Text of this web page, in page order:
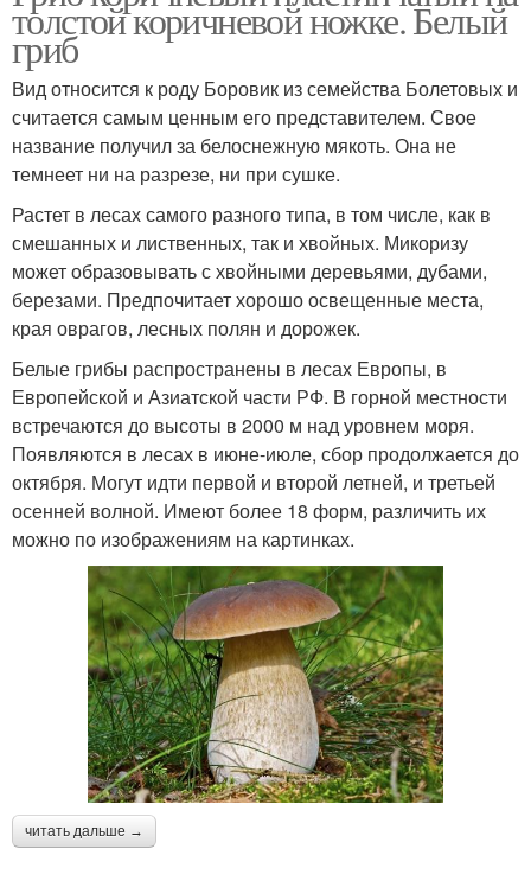
толстой коричневой ножке. Белый
гриб
Вид относится к роду Боровик из семейства Болетовых и
считается самым ценным его представителем. Свое
название получил за белоснежную мякоть. Она не
темнеет ни на разрезе, ни при сушке.
Растет в лесах самого разного типа, в том числе, как в
смешанных и лиственных, так и хвойных. Микоризу
может образовывать с хвойными деревьями, дубами,
березами. Предпочитает хорошо освещенные места,
края оврагов, лесных полян и дорожек.
Белые грибы распространены в лесах Европы, в
Европейской и Азиатской части РФ. В горной местности
встречаются до высоты в 2000 м над уровнем моря.
Появляются в лесах в июне-июле, сбор продолжается до
октября. Могут идти первой и второй летней, и третьей
осенней волной. Имеют более 18 форм, различить их
можно по изображениям на картинках.
читать дальше →